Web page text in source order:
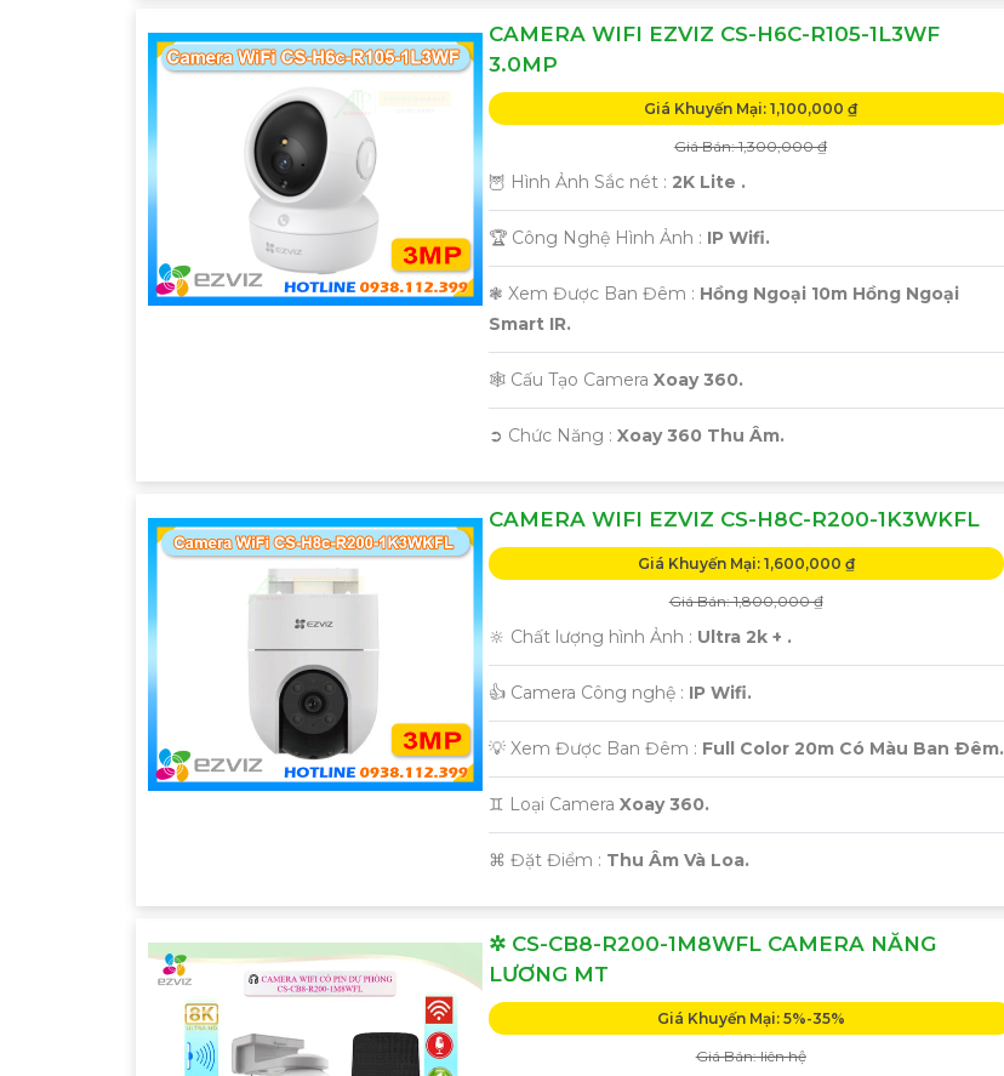
CAMERA WIFI EZVIZ CS-H6C-R105-1L3WF
3.0MP
Giá Khuyến Mại: 1,100,000 ₫
Giá Bán: 1,300,000 ₫
🦉 Hình Ảnh Sắc nét : 2K Lite .
🏆 Công Nghệ Hình Ảnh : IP Wifi.
❃ Xem Được Ban Đêm : Hồng Ngoại 10m Hồng Ngoại
Smart IR.
🕸️ Cấu Tạo Camera Xoay 360.
️➲ Chức Năng : Xoay 360 Thu Âm.
CAMERA WIFI EZVIZ CS-H8C-R200-1K3WKFL
Giá Khuyến Mại: 1,600,000 ₫
Giá Bán: 1,800,000 ₫
🔆 Chất lượng hình Ảnh : Ultra 2k + .
👍 Camera Công nghệ : IP Wifi.
💡 Xem Được Ban Đêm : Full Color 20m Có Màu Ban Ðêm.
♊ Loại Camera Xoay 360.
️⌘ Đặt Điểm : Thu Âm Và Loa.
✲ CS-CB8-R200-1M8WFL CAMERA NĂNG
LƯƠNG MT
Giá Khuyến Mại: 5%-35%
Giá Bán: liên hệ